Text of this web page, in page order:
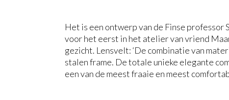
Het is een ontwerp van de Finse professor
voor het eerst in het atelier van vriend
gezicht. Lensvelt: ‘De combinatie van
stalen frame. De totale unieke elegante
een van de meest fraaie en meest